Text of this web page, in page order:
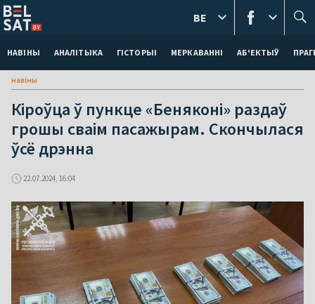
НАВІНЫ АНАЛІТЫКА ГІСТОРЫІ МЕРКАВАННI АБ'ЕКТЫЎ
BE
навіны
Кіроўца ў пункце «Беняконі» раздаў
грошы сваім пасажырам. Скончылася
ўсё дрэнна
22.07.2024, 16:04